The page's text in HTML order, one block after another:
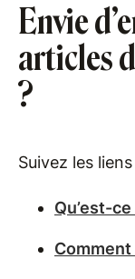
Envie
articles
?
Suivez les
Qu’est-